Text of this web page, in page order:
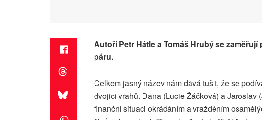
Autoři Petr Hátle a Tomáš Hrubý se
páru.
Celkem jasný název nám dává tušit, že se
dvojici vrahů. Dana (Lucie Žáčková) a Jaroslav
finanční situaci okrádáním a vražděním